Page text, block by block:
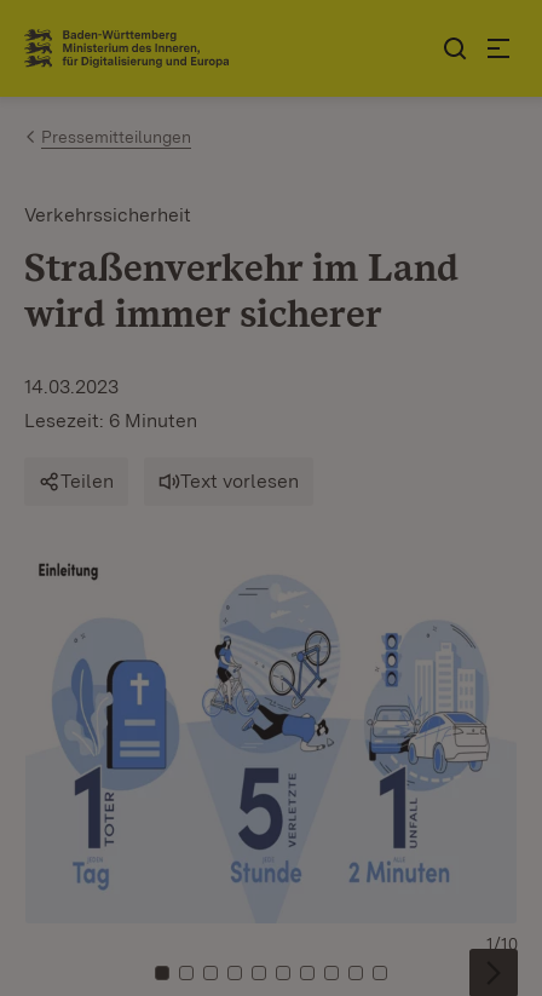
Zum Inhalt springen
Link zur Startseite
Pressemitteilungen
Verkehrssicherheit
Straßenverkehr im Land
wird immer sicherer
14.03.2023
Lesezeit: 6 Minuten
Teilen Text vorlesen
Zu Kachel: 0
Zu Kachel: 1
Zu Kachel: 2
Zu Kachel: 3
Zu Kachel: 4
Zu Kachel: 5
Zu Kachel: 6
Zu Kachel: 7
Zu Kachel: 8
Zu Kachel: 9
1/10